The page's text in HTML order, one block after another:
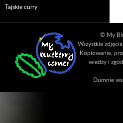
Tajskie curry
© My
Wszystkie
Kopiowanie,
wiedzy i
Dumnie